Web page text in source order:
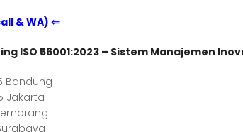
& WA) ⇐
ISO 56001:2023 – Sistem Manajemen
Bandung
Jakarta